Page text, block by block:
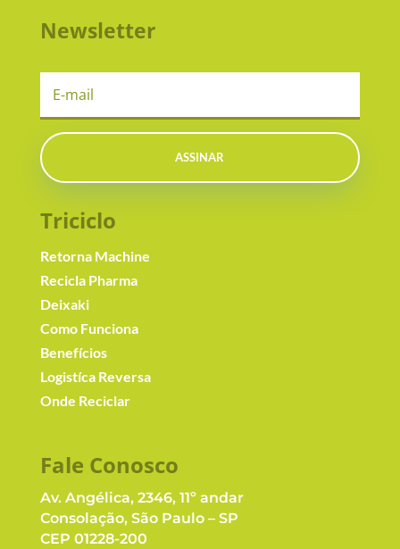
Newsletter
ASSINAR
Triciclo
Retorna Machine
Recicla Pharma
Deixaki
Como Funciona
Benefícios
Logistíca Reversa
Onde Reciclar
Fale Conosco
Av. Angélica, 2346, 11º andar
Consolação, São Paulo – SP
CEP 01228-200